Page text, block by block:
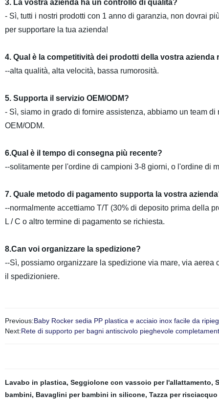
3. La vostra azienda ha un controllo di qualità?
- Sì, tutti i nostri prodotti con 1 anno di garanzia, non dovrai
per supportare la tua azienda!
4. Qual è la competitività dei prodotti della vostra azienda
--alta qualità, alta velocità, bassa rumorosità.
5. Supporta il servizio OEM/ODM?
- Sì, siamo in grado di fornire assistenza, abbiamo un team
OEM/ODM.
6.Qual è il tempo di consegna più recente?
--solitamente per l'ordine di campioni 3-8 giorni, o l'ordine di
7. Quale metodo di pagamento supporta la vostra
--normalmente accettiamo T/T (30% di deposito prima della
L / C o altro termine di pagamento se richiesta.
8.Can voi organizzare la spedizione?
--Sì, possiamo organizzare la spedizione via mare, via
il spedizioniere.
Previous:Baby Rocker sedia PP plastica e acciaio inox facile da
Next:Rete di supporto per bagni antiscivolo pieghevole
Lavabo in plastica, Seggiolone con vassoio per l'allattamento,
bambini, Bavaglini per bambini in silicone, Tazza per